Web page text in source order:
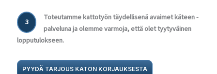
3
Toteutamme kattotyön täydellisenä avaimet käteen -
palveluna ja olemme varmoja, että olet tyytyväinen
lopputulokseen.
PYYDÄ TARJOUS KATON KORJAUKSESTA